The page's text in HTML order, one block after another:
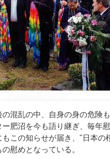
の混乱の中 自身の身の危険 も
ー肥沼を今 も語り 継ぎ 毎年慰
も こ の知らせが届き " 日 本の
の慰めと なっている 。